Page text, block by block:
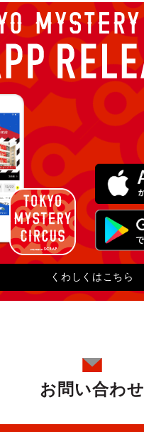
くわしくはこちら
お問い合わせ